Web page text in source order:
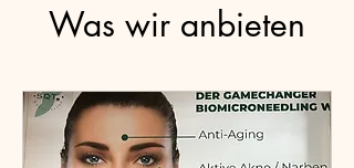
Was wir anbieten